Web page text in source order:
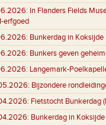
In Flanders Fields
erfgoed
Bunkerdag in Koksijde
Bunkers geven
Langemark-
Bijzondere
Fietstocht Bunkerdag
Bunkerdag in Koksijde